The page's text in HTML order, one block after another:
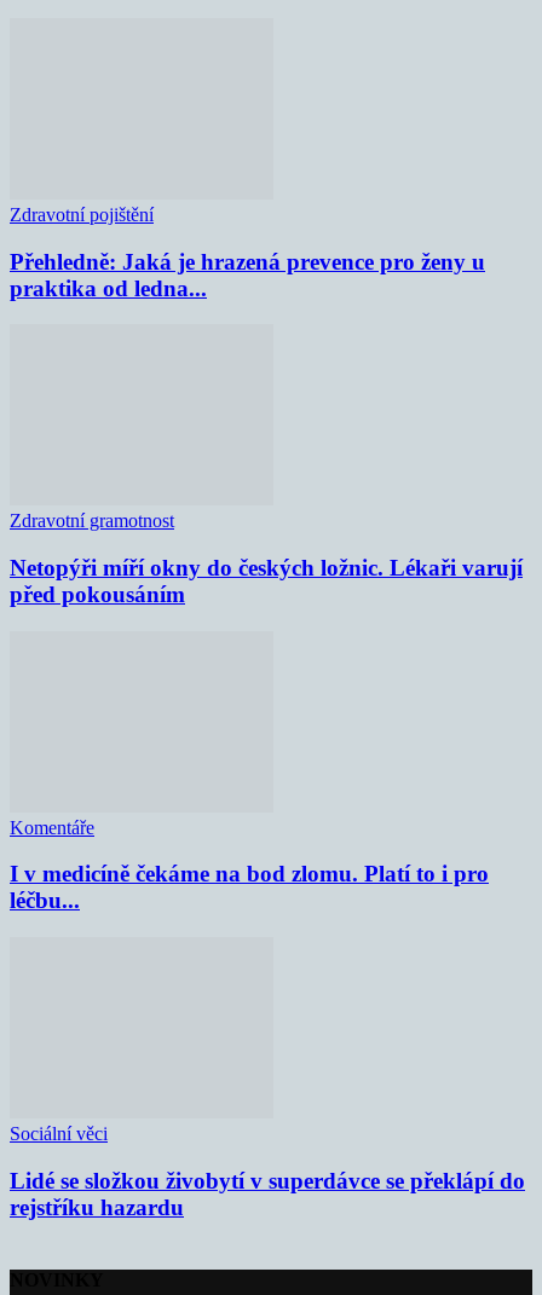
Zdravotní pojištění
Přehledně: Jaká je hrazená prevence pro ženy u
praktika od ledna...
Zdravotní gramotnost
Netopýři míří okny do českých ložnic. Lékaři varují
před pokousáním
Komentáře
I v medicíně čekáme na bod zlomu. Platí to i pro
léčbu...
Sociální věci
Lidé se složkou živobytí v superdávce se překlápí do
rejstříku hazardu